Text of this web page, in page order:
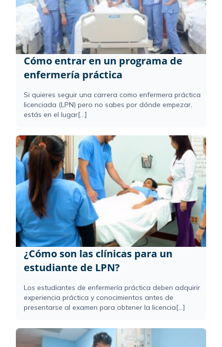
Cómo entrar en un programa de
enfermería práctica
Si quieres seguir una carrera como enfermera práctica
licenciada (LPN) pero no sabes por dónde empezar,
estás en el lugar[...]
¿Cómo son las clínicas para un
estudiante de LPN?
Los estudiantes de enfermería práctica deben adquirir
experiencia práctica y conocimientos antes de
presentarse al examen para obtener la licencia[...]